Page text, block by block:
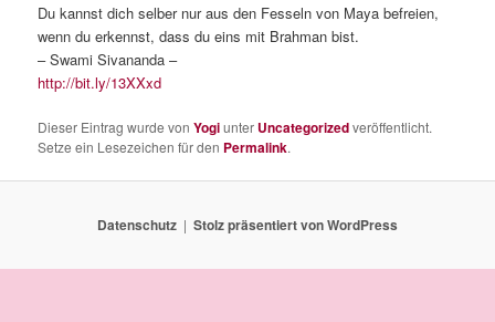
Du kannst dich selber nur aus den Fesseln von Maya befreien,
wenn du erkennst, dass du eins mit Brahman bist.
– Swami Sivananda –
http://bit.ly/13XXxd
Dieser Eintrag wurde vonYogiunter Uncategorizedveröffentlicht.
Setze ein Lesezeichen für den Permalink.
Datenschutz Stolz präsentiert von WordPress